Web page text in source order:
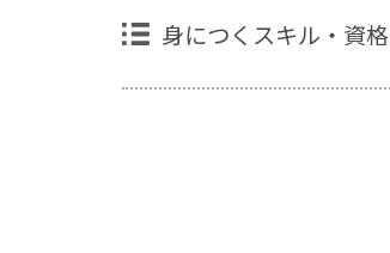
身につくスキル・資格